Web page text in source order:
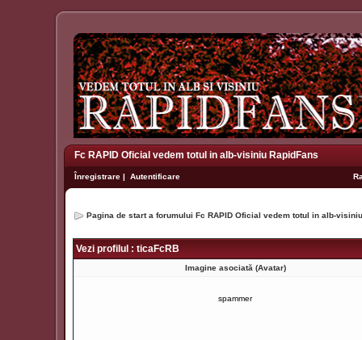
Fc RAPID Oficial vedem totul in alb-visiniu RapidFans
Înregistrare | Autentificare
Pagina de start a forumului Fc RAPID Oficial vedem totul in alb-
Vezi profilul : ticaFcRB
Imagine asociată (Avatar)
spammer